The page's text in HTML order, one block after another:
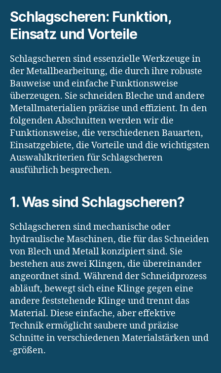
Schlagscheren: Funktion,
Einsatz und Vorteile
Schlagscheren sind essenzielle Werkzeuge in
der Metallbearbeitung, die durch ihre robuste
Bauweise und einfache Funktionsweise
überzeugen. Sie schneiden Bleche und andere
Metallmaterialien präzise und effizient. In den
folgenden Abschnitten werden wir die
Funktionsweise, die verschiedenen Bauarten,
Einsatzgebiete, die Vorteile und die wichtigsten
Auswahlkriterien für Schlagscheren
ausführlich besprechen.
1. Was sind Schlagscheren?
Schlagscheren sind mechanische oder
hydraulische Maschinen, die für das Schneiden
von Blech und Metall konzipiert sind. Sie
bestehen aus zwei Klingen, die übereinander
angeordnet sind. Während der Schneidprozess
abläuft, bewegt sich eine Klinge gegen eine
andere feststehende Klinge und trennt das
Material. Diese einfache, aber effektive
Technik ermöglicht saubere und präzise
Schnitte in verschiedenen Materialstärken und
-größen.